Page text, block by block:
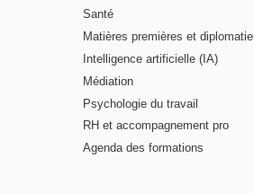
Santé
Matières premières et diplomatie
Intelligence artificielle (IA)
Médiation
Psychologie du travail
RH et accompagnement pro
Agenda des formations